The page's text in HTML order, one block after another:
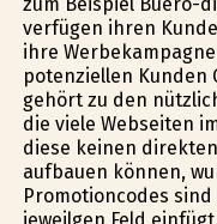
verfügen ihren
ihre
potenziellen Kunden
gehört zu den
die viele Webseiten
diese keinen
aufbauen können,
Promotioncodes